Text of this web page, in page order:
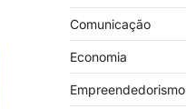
Comunicação
Economia
Empreendedorismo